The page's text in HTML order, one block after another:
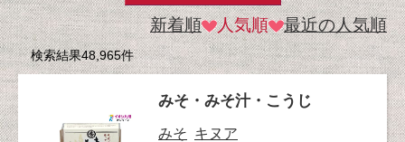
新着順 人気順 最近の人気順
検索結果48,965件
みそ・みそ汁・こうじ
みそ キヌア